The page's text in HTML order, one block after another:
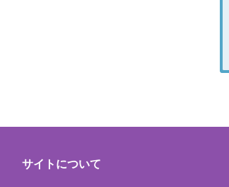
サイトについて